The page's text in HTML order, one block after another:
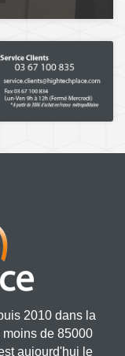
2010 dans la
de 85000
aujourd'hui le